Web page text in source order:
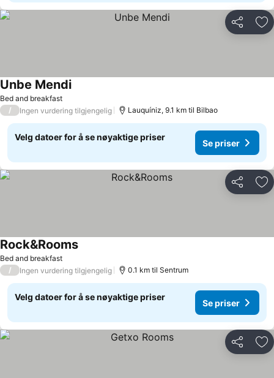
Del
Bed and breakfast
Unbe MendiSe priser
/ Ingen vurdering tilgjengelig Lauquíniz, 9.1 km til Bilbao
Velg datoer for å se nøyaktige priser
Se priser
Del
Bed and breakfast
Rock&RoomsSe priser
/ Ingen vurdering tilgjengelig 0.1 km til Sentrum
Velg datoer for å se nøyaktige priser
Se priser
Del